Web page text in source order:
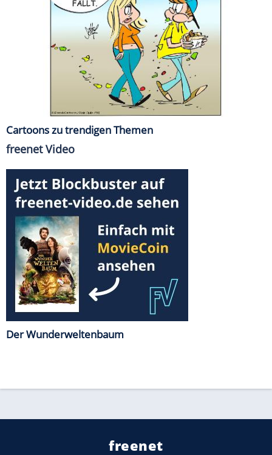
Cartoons zu trendigen Themen
freenet Video
Der Wunderweltenbaum
freenet